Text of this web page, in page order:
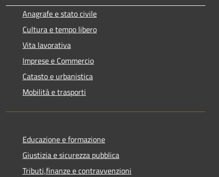
Anagrafe e stato civile
Cultura e tempo libero
Vita lavorativa
Imprese e Commercio
Catasto e urbanistica
Mobilità e trasporti
Educazione e formazione
Giustizia e sicurezza pubblica
Tributi,finanze e contravvenzioni